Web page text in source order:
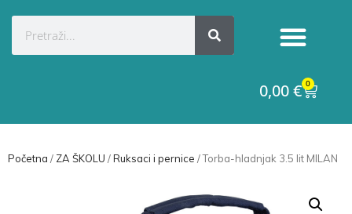
0,00€ 0
Početna / ZA ŠKOLU /Ruksaci i pernice / Torba-hladnjak 3.5 lit MILAN